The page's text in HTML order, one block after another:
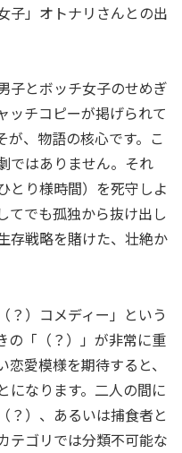
子」オトナリさんとの出
子とボッチ女子のせめぎ
ッチコピーが掲げられて
が、物語の核心です。こ
ではありません。それ
とり様時間）を死守しよ
てでも孤独から抜け出し
存戦略を賭けた、壮絶か
？）コメディー」という
の「（？）」が非常に重
愛模様を期待すると、
になります。二人の間に
？）、あるいは捕食者と
テゴリでは分類不可能な